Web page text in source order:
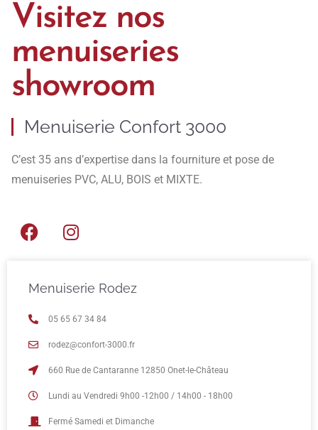
Visitez nos
menuiseries
showroom
Menuiserie Confort 3000
C’est 35 ans d’expertise dans la fourniture et pose de
menuiseries PVC, ALU, BOIS et MIXTE.
Menuiserie Rodez
05 65 67 34 84
rodez@confort-3000.fr
660 Rue de Cantaranne 12850 Onet-le-Château
Lundi au Vendredi 9h00 -12h00 / 14h00 - 18h00
Fermé Samedi et Dimanche